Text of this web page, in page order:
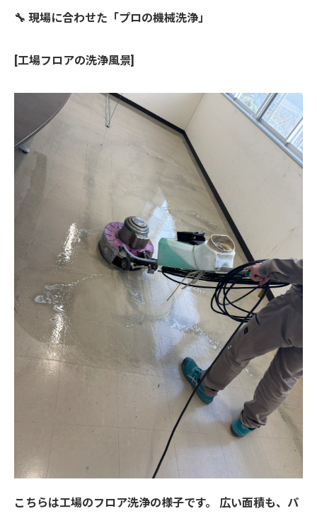
🔧 現場に合わせた「プロの機械洗浄」
[工場フロアの洗浄風景]
こちらは工場のフロア洗浄の様子です。 広い面積も、パ